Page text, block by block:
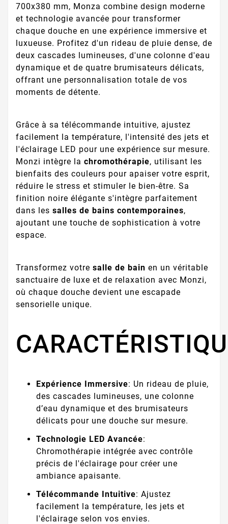
700x380 mm, Monza combine design moderne
et technologie avancée pour transformer
chaque douche en une expérience immersive et
luxueuse. Profitez d'un rideau de pluie dense, de
deux cascades lumineuses, d'une colonne d'eau
dynamique et de quatre brumisateurs délicats,
offrant une personnalisation totale de vos
moments de détente.
Grâce à sa télécommande intuitive, ajustez
facilement la température, l'intensité des jets et
l'éclairage LED pour une expérience sur mesure.
Monzi intègre la chromothérapie, utilisant les
bienfaits des couleurs pour apaiser votre esprit,
réduire le stress et stimuler le bien-être. Sa
finition noire élégante s'intègre parfaitement
dans les salles de bains contemporaines,
ajoutant une touche de sophistication à votre
espace.
Transformez votre salle de bain en un véritable
sanctuaire de luxe et de relaxation avec Monzi,
où chaque douche devient une escapade
sensorielle unique.
Expérience Immersive: Un rideau de pluie,
des cascades lumineuses, une colonne
d’eau dynamique et des brumisateurs
délicats pour une douche sur mesure.
Technologie LED Avancée:
Chromothérapie intégrée avec contrôle
précis de l'éclairage pour créer une
ambiance apaisante.
Télécommande Intuitive: Ajustez
facilement la température, les jets et
l'éclairage selon vos envies.